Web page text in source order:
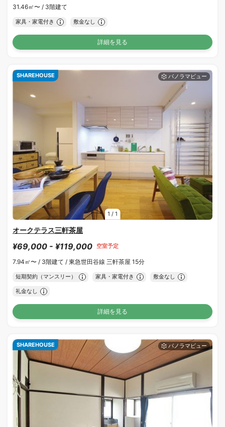
31.46㎡〜 / 3階建て
家具・家電付き 敷金なし
詳細を見る
1 / 1
SHAREHOUSE
オークテラス三軒茶屋
¥69,000 - ¥119,000 空室予定
7.94㎡〜 / 3階建て / 東急世田谷線 三軒茶屋 15分
短期契約（マンスリー） 家具・家電付き 敷金なし
礼金なし
詳細を見る
SHAREHOUSE